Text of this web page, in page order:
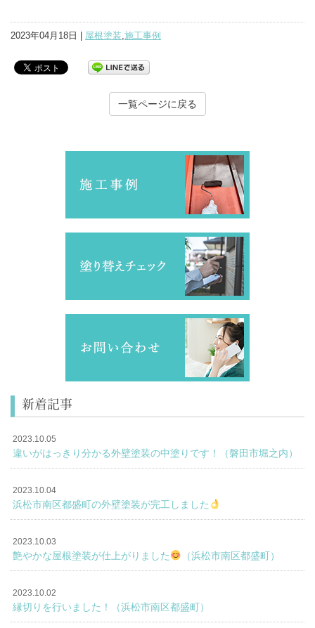
2023年04月18日 | 屋根塗装,施工事例
一覧ページに戻る
新着記事
2023.10.05
違いがはっきり分かる外壁塗装の中塗りです！（磐田市堀之内）
2023.10.04
浜松市南区都盛町の外壁塗装が完工しました
2023.10.03
艶やかな屋根塗装が仕上がりました （浜松市南区都盛町）
2023.10.02
縁切りを行いました！（浜松市南区都盛町）